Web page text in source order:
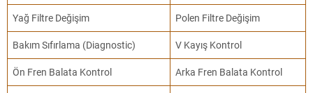
Yağ Filtre Değişim Polen Filtre Değişim
Bakım Sıfırlama (Diagnostic) V Kayış Kontrol
Ön Fren Balata Kontrol Arka Fren Balata Kontrol